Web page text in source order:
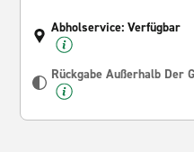
Abholservice: Verfügbar
Rückgabe Außerhalb Der